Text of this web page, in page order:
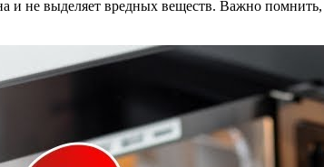
и не выделяет вредных веществ. Важно